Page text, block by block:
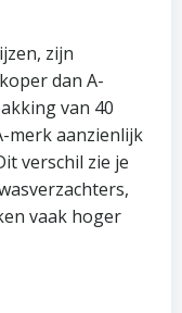
zijn
dan A-
van 40
merk aanzienlijk
verschil zie je
vaak hoger